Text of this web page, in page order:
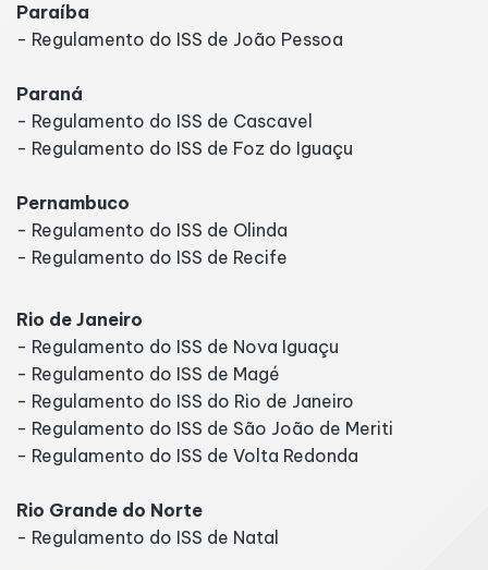
Paraíba
- Regulamento do ISS de João Pessoa
Paraná
- Regulamento do ISS de Cascavel
- Regulamento do ISS de Foz do Iguaçu
Pernambuco
- Regulamento do ISS de Olinda
- Regulamento do ISS de Recife
Rio de Janeiro
- Regulamento do ISS de Nova Iguaçu
- Regulamento do ISS de Magé
- Regulamento do ISS do Rio de Janeiro
- Regulamento do ISS de São João de Meriti
- Regulamento do ISS de Volta Redonda
Rio Grande do Norte
- Regulamento do ISS de Natal